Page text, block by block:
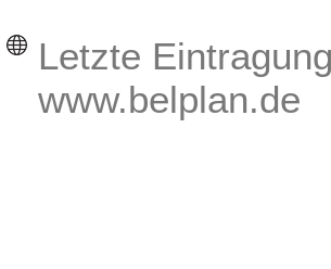
Letzte
www.belplan.de